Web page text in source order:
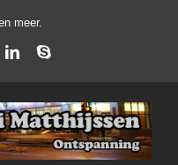
meer.
LinkedInSkype